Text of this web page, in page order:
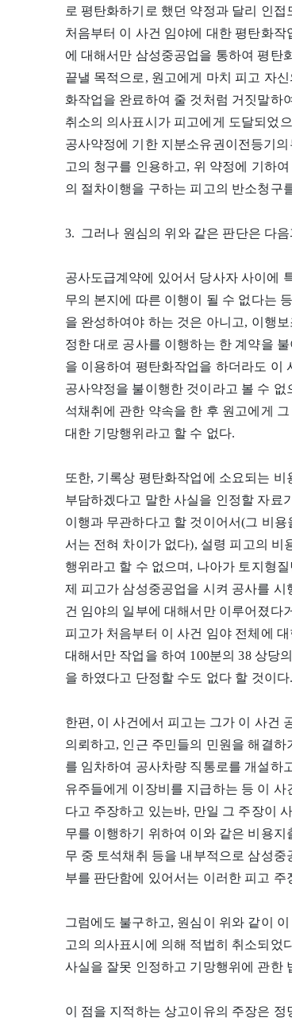
로 평탄화하기로 했던 약정과 달리 인
처음부터 이 사건 임야에 대한 평탄화
에 대해서만 삼성중공업을 통하여 평탄
끝낼 목적으로, 원고에게 마치 피고 자
화작업을 완료하여 줄 것처럼 거짓말하
취소의 의사표시가 피고에게 도달되었
공사약정에 기한 지분소유권이전등기
고의 청구를 인용하고, 위 약정에 기하
의 절차이행을 구하는 피고의 반소청구
3. 그러나 원심의 위와 같은 판단은 다
공사도급계약에 있어서 당사자 사이에
무의 본지에 따른 이행이 될 수 없다는
을 완성하여야 하는 것은 아니고, 이행
정한 대로 공사를 이행하는 한 계약을
을 이용하여 평탄화작업을 하더라도 이
공사약정을 불이행한 것이라고 볼 수
석채취에 관한 약속을 한 후 원고에게
대한 기망행위라고 할 수 없다.
또한, 기록상 평탄화작업에 소요되는
부담하겠다고 말한 사실을 인정할 자료
이행과 무관하다고 할 것이어서(그 비
서는 전혀 차이가 없다), 설령 피고의
행위라고 할 수 없으며, 나아가 토지형
제 피고가 삼성중공업을 시켜 공사를
건 임야의 일부에 대해서만 이루어졌다
피고가 처음부터 이 사건 임야 전체에
대해서만 작업을 하여 100분의 38 상당
을 하였다고 단정할 수도 없다 할 것이다.
한편, 이 사건에서 피고는 그가 이 사건
의뢰하고, 인근 주민들의 민원을 해결
를 임차하여 공사차량 직통로를 개설하
유주들에게 이장비를 지급하는 등 이
다고 주장하고 있는바, 만일 그 주장이
무를 이행하기 위하여 이와 같은 비용
무 중 토석채취 등을 내부적으로 삼성
부를 판단함에 있어서는 이러한 피고
그럼에도 불구하고, 원심이 위와 같이
고의 의사표시에 의해 적법히 취소되었
사실을 잘못 인정하고 기망행위에 관한
이 점을 지적하는 상고이유의 주장은 정